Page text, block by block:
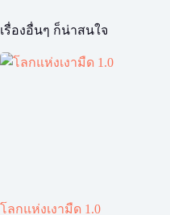
เรื่องอื่นๆ ก็น่าสนใจ
โลกแห่งเงามืด 1.0